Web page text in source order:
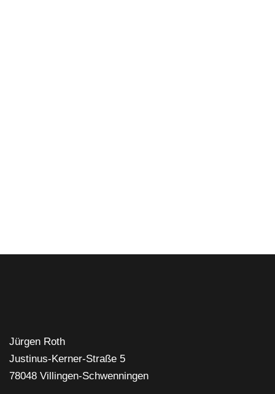
Jürgen Roth
Justinus-Kerner-Straße 5
78048 Villingen-Schwenningen